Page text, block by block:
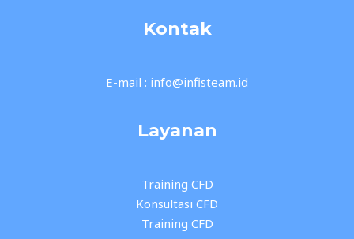
Kontak
E-mail : info@infisteam.id
Layanan
Training CFD
Konsultasi CFD
Training CFD